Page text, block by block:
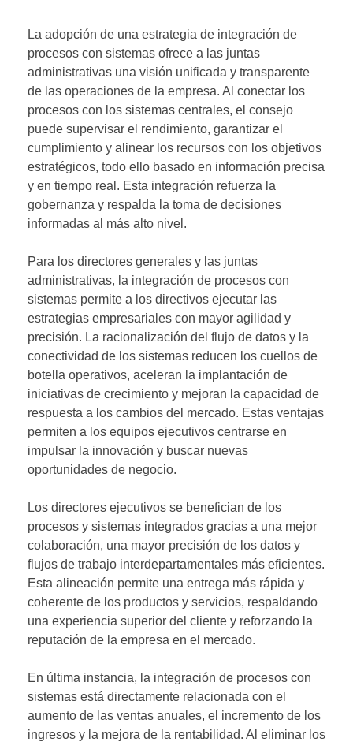
La adopción de una estrategia de integración de
procesos con sistemas ofrece a las juntas
administrativas una visión unificada y transparente
de las operaciones de la empresa. Al conectar los
procesos con los sistemas centrales, el consejo
puede supervisar el rendimiento, garantizar el
cumplimiento y alinear los recursos con los objetivos
estratégicos, todo ello basado en información precisa
y en tiempo real. Esta integración refuerza la
gobernanza y respalda la toma de decisiones
informadas al más alto nivel.
Para los directores generales y las juntas
administrativas, la integración de procesos con
sistemas permite a los directivos ejecutar las
estrategias empresariales con mayor agilidad y
precisión. La racionalización del flujo de datos y la
conectividad de los sistemas reducen los cuellos de
botella operativos, aceleran la implantación de
iniciativas de crecimiento y mejoran la capacidad de
respuesta a los cambios del mercado. Estas ventajas
permiten a los equipos ejecutivos centrarse en
impulsar la innovación y buscar nuevas
oportunidades de negocio.
Los directores ejecutivos se benefician de los
procesos y sistemas integrados gracias a una mejor
colaboración, una mayor precisión de los datos y
flujos de trabajo interdepartamentales más eficientes.
Esta alineación permite una entrega más rápida y
coherente de los productos y servicios, respaldando
una experiencia superior del cliente y reforzando la
reputación de la empresa en el mercado.
En última instancia, la integración de procesos con
sistemas está directamente relacionada con el
aumento de las ventas anuales, el incremento de los
ingresos y la mejora de la rentabilidad. Al eliminar los